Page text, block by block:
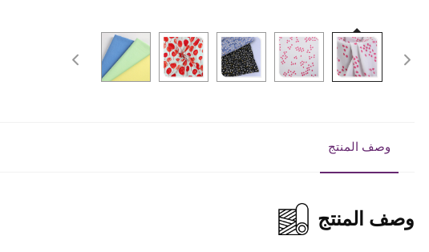
وصف المنتج
وصف المنتج